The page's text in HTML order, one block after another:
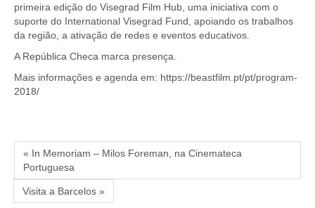
primeira edição do Visegrad Film Hub, uma iniciativa com o
suporte do International Visegrad Fund, apoiando os trabalhos
da região, a ativação de redes e eventos educativos.
A República Checa marca presença.
Mais informações e agenda em: https://beastfilm.pt/pt/program-
2018/
« In Memoriam – Milos Foreman, na Cinemateca
Portuguesa
Visita a Barcelos »